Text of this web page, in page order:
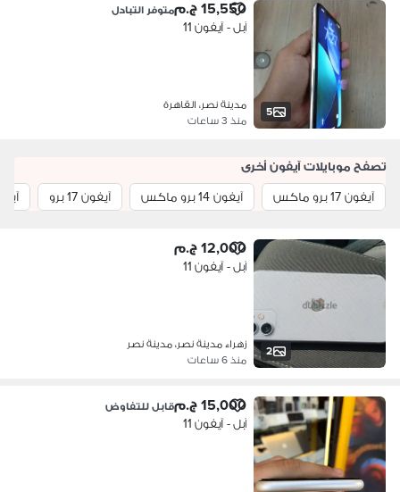
5
15,550 ج.م متوفر التبادل
آبل - آيفون 11
مدينة نصر، القاهرة
منذ 3 ساعات
تصفح موبايلات آيفون أخرى
آيفون 17 برو ماكس
آيفون 14 برو ماكس آيفون 17 برو آيفون
2
12,000 ج.م
آبل - آيفون 11
زهراء مدينة نصر، مدينة نصر
منذ 6 ساعات
15,000 ج.م قابل للتفاوض
آبل - آيفون 11